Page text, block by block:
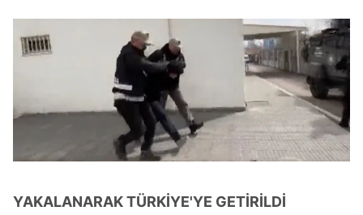
YAKALANARAK TÜRKİYE'YE GETİRİLDİ